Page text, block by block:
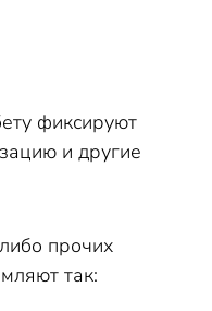
фиксируют
и другие
прочих
так: